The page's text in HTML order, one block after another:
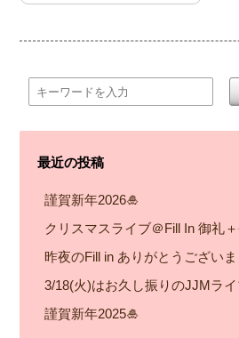
最近の投稿
謹賀新年2026🎍
クリスマスライブ＠Fill In 御礼
昨夜のFill in ありがとうございま
3/18(火)はお久し振りのJJMライ
謹賀新年2025🎍